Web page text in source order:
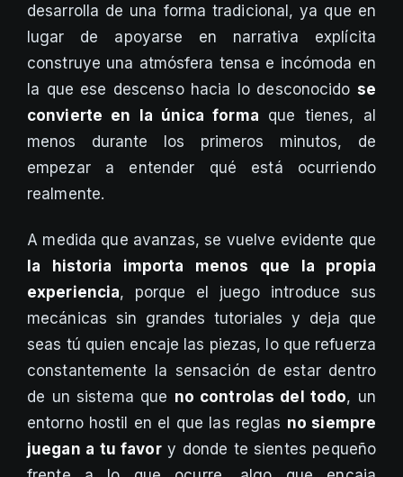
desarrolla de una forma tradicional, ya que en
lugar de apoyarse en narrativa explícita
construye una atmósfera tensa e incómoda en
la que ese descenso hacia lo desconocido se
convierte en la única forma que tienes, al
menos durante los primeros minutos, de
empezar a entender qué está ocurriendo
realmente.
A medida que avanzas, se vuelve evidente que
la historia importa menos que la propia
experiencia, porque el juego introduce sus
mecánicas sin grandes tutoriales y deja que
seas tú quien encaje las piezas, lo que refuerza
constantemente la sensación de estar dentro
de un sistema que no controlas del todo, un
entorno hostil en el que las reglas no siempre
juegan a tu favory donde te sientes pequeño